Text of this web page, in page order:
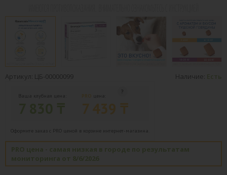
Артикул: ЦБ-00000099 Наличие: Есть
Ваша клубная цена: PRO цена:
7 439 ₸
Оформите заказ с PRO ценой в корзине интернет-магазина.
PRO цена - самая низкая в городе по результатам
мониторинга от 8/6/2026